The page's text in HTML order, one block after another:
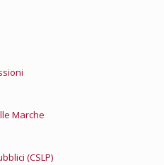
Marche
(CSLP)